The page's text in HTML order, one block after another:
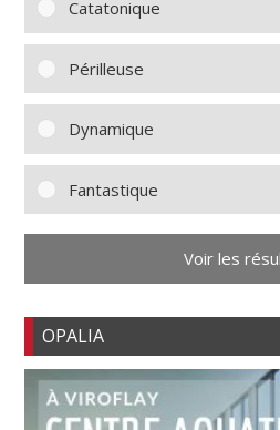
Catatonique
Périlleuse
Dynamique
Fantastique
Voir les
OPALIA